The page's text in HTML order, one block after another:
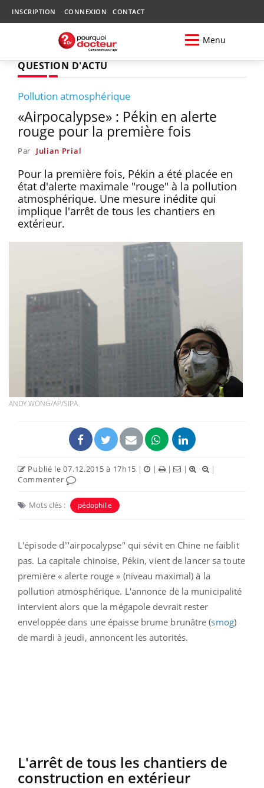
INSCRIPTION CONNEXION CONTACT
Menu
QUESTION D'ACTU
Pollution atmosphérique
«Airpocalypse» : Pékin en alerte
rouge pour la première fois
Par Julian Prial
Pour la première fois, Pékin a été placée en
état d'alerte maximale "rouge" à la pollution
atmosphérique. Une mesure inédite qui
implique l'arrêt de tous les chantiers en
extérieur.
ANDY WONG/AP/SIPA
Publié le 07.12.2015 à 17h15 | | | |
|
Commenter
Mots clés : pédophilie
L'épisode d'"airpocalypse" qui sévit en Chine ne faiblit
pas. La capitale chinoise, Pékin, vient de lancer sa toute
première « alerte rouge » (niveau maximal) à la
pollution atmosphérique. L'annonce de la municipalité
intervient alors que la mégapole devrait rester
enveloppée dans une épaisse brume brunâtre (smog)
de mardi à jeudi, annoncent les autorités.
L'arrêt de tous les chantiers de
construction en extérieur